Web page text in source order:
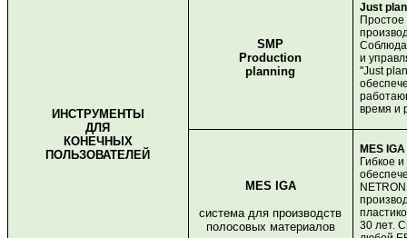
ИНСТРУМЕНТЫ
ДЛЯ
КОНЕЧНЫХ
ПОЛЬЗОВАТЕЛЕЙ
SMP
Production
planning
Just
и
"Just
время и
MES IGA
система для производств
полосовых материалов
MES IGA
Гибкое
30 лет.